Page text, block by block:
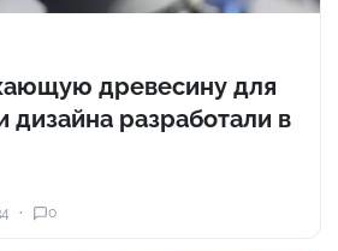
древесину для
дизайна разработали в
0